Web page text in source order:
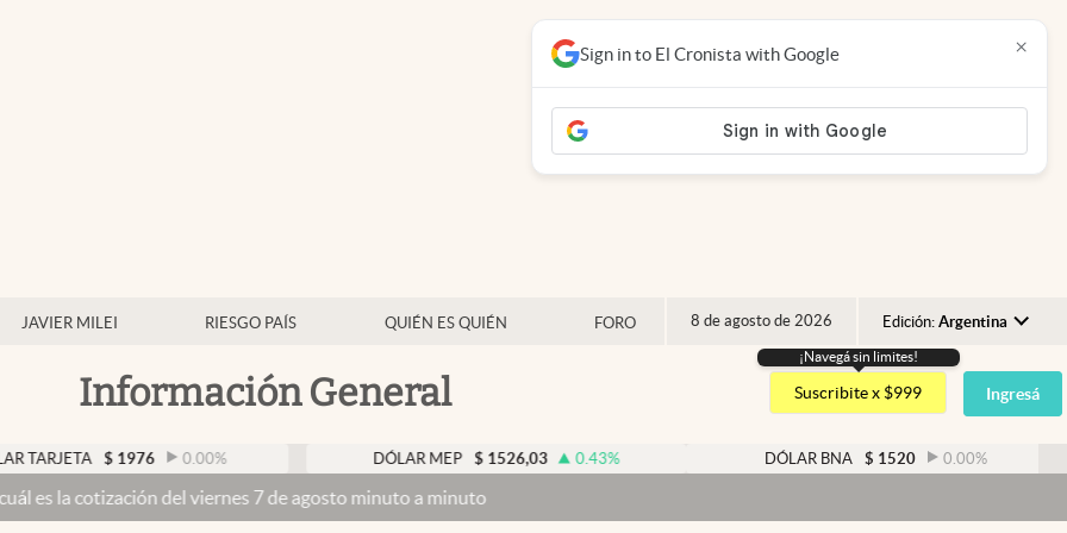
JAVIER MILEI RIESGO PAÍS QUIÉN ES QUIÉN FORO 8 de agosto de 2026 Edición: Argentina
Argentina
España
USA
Información General
¡Navegá sin limites!
Suscribite x $999 Ingresá
$ 1976 0.00% DÓLAR MEP $ 1526,03 0.43% DÓLAR BNA $ 1520 0.00%
del viernes 7 de agosto minuto a minuto
Sign in to El Cronista with Google ×